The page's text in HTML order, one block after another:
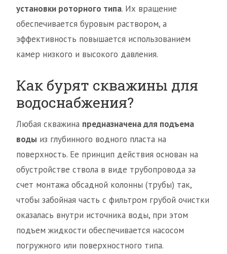
установки роторного типа. Их вращение
обеспечивается буровым раствором, а
эффективность повышается использованием
камер низкого и высокого давления.
Как бурят скважины для
водоснабжения?
Любая скважина предназначена для подъема
воды из глубинного водного пласта на
поверхность. Ее принцип действия основан на
обустройстве ствола в виде трубопровода за
счет монтажа обсадной колонны (трубы) так,
чтобы забойная часть с фильтром грубой очистки
оказалась внутри источника воды, при этом
подъем жидкости обеспечивается насосом
погружного или поверхностного типа.